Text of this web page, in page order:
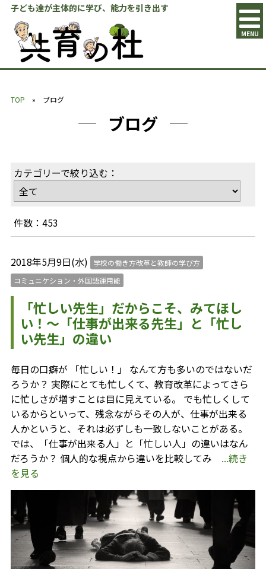
子ども達が主体的に学び、能力を引き出す
MENU
TOP » ブログ
ブログ
カテゴリーで絞り込む：
件数：453
2018年5月9日(水)
学校の働き方改革と教師の学び方
コミュニケション・外国語運用能
「忙しい先生」だからこそ、みてほし
い！～「仕事が出来る先生」と「忙し
い先生」の違い
毎日の口癖が 「忙しい！」 なんて方も多いのではないだ
ろうか？ 実際にとても忙しくて、教育改革によってさら
に忙しさが増すことは目に見えている。 でも忙しくして
いるからといって、残念ながらその人が、仕事が出来る
人かというと、それは必ずしも一致しないことがある。
では、「仕事が出来る人」と「忙しい人」の違いはなん
だろうか？ 個人的な視点から違いを比較してみ ...続き
を見る